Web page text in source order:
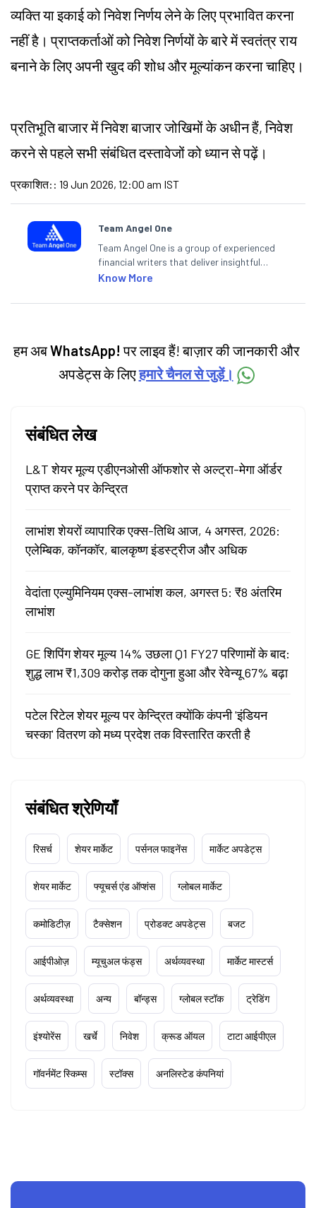
व्यक्ति या इकाई को निवेश निर्णय लेने के लिए प्रभावित करना
नहीं है। प्राप्तकर्ताओं को निवेश निर्णयों के बारे में स्वतंत्र राय
बनाने के लिए अपनी खुद की शोध और मूल्यांकन करना चाहिए।
प्रतिभूति बाजार में निवेश बाजार जोखिमों के अधीन हैं, निवेश
करने से पहले सभी संबंधित दस्तावेजों को ध्यान से पढ़ें।
प्रकाशित: : 19 Jun 2026, 12:00 am IST
Team Angel One
Team Angel One is a group of experienced
financial writers that deliver insightful
articles on the stock market, IPO, economy,
categories.
Know More
हम अबWhatsApp! पर लाइव हैं! बाज़ार की जानकारी और
अपडेट्स के लिएहमारे चैनल से जुड़ें।
संबंधित लेख
L&T शेयर मूल्य एडीएनओसी ऑफशोर से अल्ट्रा-मेगा ऑर्डर
प्राप्त करने पर केन्द्रित
लाभांश शेयरों व्यापारिक एक्स-तिथि आज, 4 अगस्त, 2026:
एलेम्बिक, कॉनकॉर, बालकृष्ण इंडस्ट्रीज और अधिक
वेदांता एल्युमिनियम एक्स-लाभांश कल, अगस्त 5: ₹8 अंतरिम
लाभांश
GE शिपिंग शेयर मूल्य 14% उछला Q1 FY27 परिणामों के बाद:
शुद्ध लाभ ₹1,309 करोड़ तक दोगुना हुआ और रेवेन्यू 67% बढ़ा
पटेल रिटेल शेयर मूल्य पर केन्द्रित क्योंकि कंपनी 'इंडियन
चस्का' वितरण को मध्य प्रदेश तक विस्तारित करती है
संबंधित श्रेणियाँ
रिसर्च शेयर मार्केट पर्सनल फाइनेंस मार्केट अपडेट्स
शेयर मार्केट फ्यूचर्स एंड ऑप्शंस ग्लोबल मार्केट
कमोडिटीज़ टैक्सेशन प्रोडक्ट अपडेट्स बजट
आईपीओज़ म्यूचुअल फंड्स अर्थव्यवस्था मार्केट मास्टर्स
अर्थव्यवस्था अन्य बॉन्ड्स ग्लोबल स्टॉक ट्रेडिंग
इंश्योरेंस खर्चे निवेश क्रूड ऑयल टाटा आईपीएल
गॉवर्नमेंट स्किम्स स्टॉक्स अनलिस्टेड कंपनियां